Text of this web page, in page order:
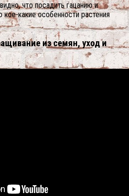
что посадить гацанию и
кое-какие особенности растения
из семян, уход и